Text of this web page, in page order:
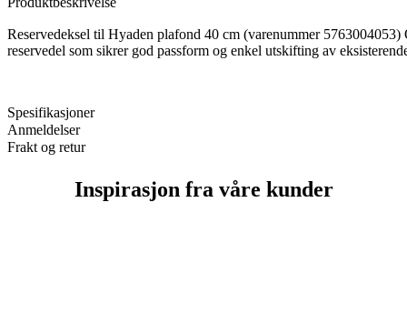
Reservedeksel til Hyaden plafond 40 cm (varenummer 5763004053)
reservedel som sikrer god passform og enkel utskifting av
Spesifikasjoner
Anmeldelser
Frakt og retur
Inspirasjon fra våre kunder